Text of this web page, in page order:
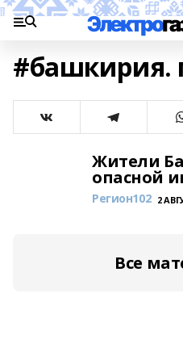
#башкирия.
Жители
опасной
Регион102 2
Все